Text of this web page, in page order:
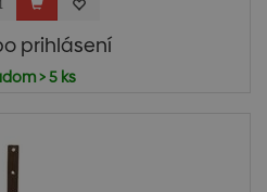
prihlásení
> 5 ks